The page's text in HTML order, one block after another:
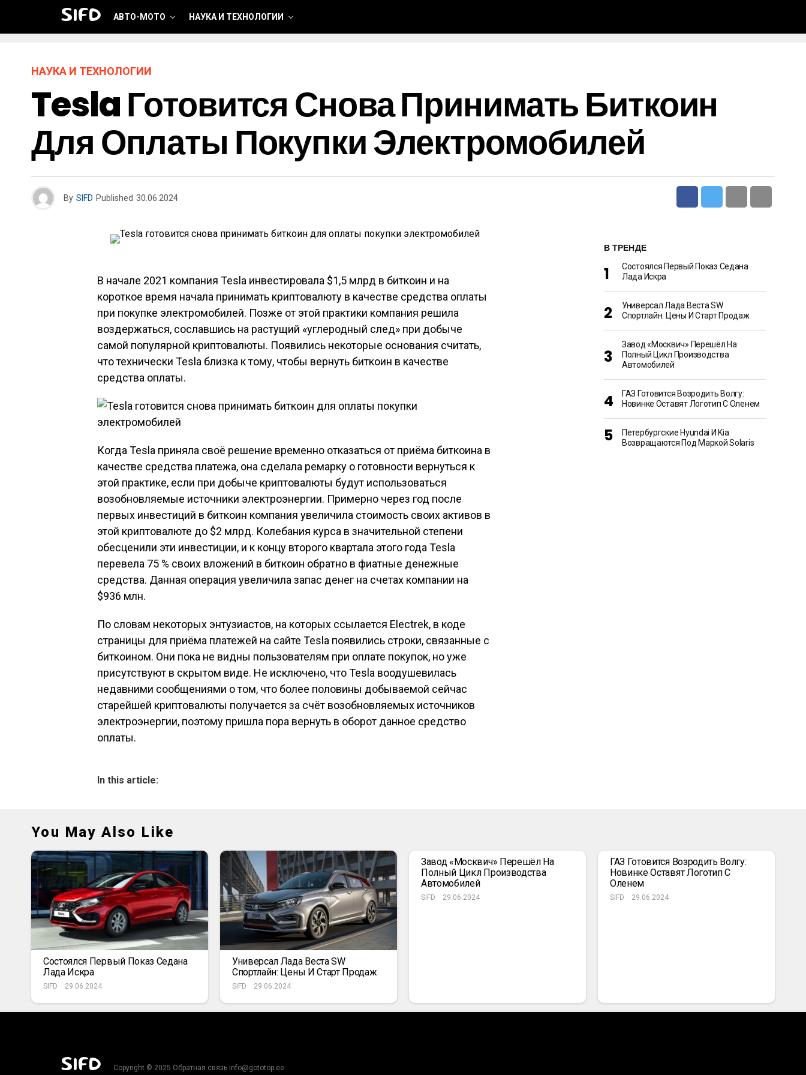
SIFD АВТО-МОТО НАУКА И ТЕХНОЛОГИИ
НАУКА И ТЕХНОЛОГИИ
Tesla Готовится Снова Принимать Биткоин
Для Оплаты Покупки Электромобилей
By SIFD Published 30.06.2024
В начале 2021 компания Tesla инвестировала $1,5 млрд в биткоин и на
короткое время начала принимать криптовалюту в качестве средства оплаты
при покупке электромобилей. Позже от этой практики компания решила
воздержаться, сославшись на растущий «углеродный след» при добыче
самой популярной криптовалюты. Появились некоторые основания считать,
что технически Tesla близка к тому, чтобы вернуть биткоин в качестве
средства оплаты.
Когда Tesla приняла своё решение временно отказаться от приёма биткоина в
качестве средства платежа, она сделала ремарку о готовности вернуться к
этой практике, если при добыче криптовалюты будут использоваться
возобновляемые источники электроэнергии. Примерно через год после
первых инвестиций в биткоин компания увеличила стоимость своих активов в
этой криптовалюте до $2 млрд. Колебания курса в значительной степени
обесценили эти инвестиции, и к концу второго квартала этого года Tesla
перевела 75 % своих вложений в биткоин обратно в фиатные денежные
средства. Данная операция увеличила запас денег на счетах компании на
$936 млн.
По словам некоторых энтузиастов, на которых ссылается Electrek, в коде
страницы для приёма платежей на сайте Tesla появились строки, связанные с
биткоином. Они пока не видны пользователям при оплате покупок, но уже
присутствуют в скрытом виде. Не исключено, что Tesla воодушевилась
недавними сообщениями о том, что более половины добываемой сейчас
старейшей криптовалюты получается за счёт возобновляемых источников
электроэнергии, поэтому пришла пора вернуть в оборот данное средство
оплаты.
In this article:
В ТРЕНДЕ
Состоялся Первый Показ Седана
Лада Искра
Универсал Лада Веста SW
Спортлайн: Цены И Старт Продаж
Завод «Москвич» Перешёл На
Полный Цикл Производства
Автомобилей
ГАЗ Готовится Возродить Волгу:
Новинке Оставят Логотип С Оленем
Петербургские Hyundai И Kia
Возвращаются Под Маркой Solaris
You May Also Like
Состоялся Первый Показ Седана
Лада Искра
SIFD 29.06.2024
Универсал Лада Веста SW
Спортлайн: Цены И Старт Продаж
SIFD 29.06.2024
Завод «Москвич» Перешёл На
Полный Цикл Производства
Автомобилей
SIFD 29.06.2024
ГАЗ Готовится Возродить Волгу:
Новинке Оставят Логотип С
Оленем
SIFD 29.06.2024
SIFD Copyright © 2025 Обратная связь info@gototop.ee